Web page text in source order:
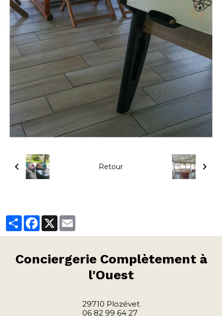
Retour
PartagerFacebook
X
Conciergerie Complètement à
l'Ouest
29710 Plozévet
06 82 99 64 27